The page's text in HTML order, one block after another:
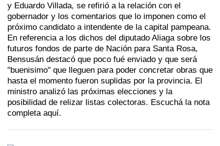
y Eduardo Villada, se refirió a la relación con el
gobernador y los comentarios que lo imponen como el
próximo candidato a intendente de la capital pampeana.
En referencia a los dichos del diputado Aliaga sobre los
futuros fondos de parte de Nación para Santa Rosa,
Bensusán destacó que poco fué enviado y que será
"buenisimo" que lleguen para poder concretar obras que
hasta el momento fueron suplidas por la provincia. El
ministro analizó las próximas elecciones y la
posibilidad de relizar listas colectoras. Escuchá la nota
completa aquí.